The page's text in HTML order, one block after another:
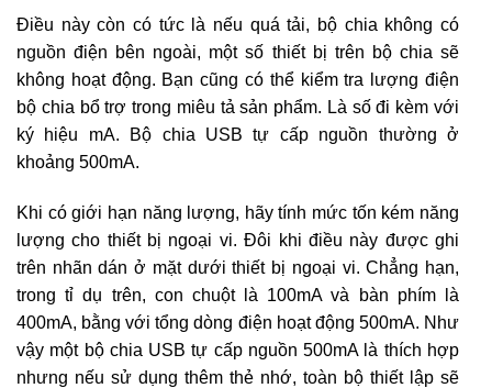
Điều này còn có tức là nếu quá tải, bộ chia không có
nguồn điện bên ngoài, một số thiết bị trên bộ chia sẽ
không hoạt động. Bạn cũng có thể kiểm tra lượng điện
bộ chia bổ trợ trong miêu tả sản phẩm. Là số đi kèm với
ký hiệu mA. Bộ chia USB tự cấp nguồn thường ở
khoảng 500mA.
Khi có giới hạn năng lượng, hãy tính mức tốn kém năng
lượng cho thiết bị ngoại vi. Đôi khi điều này được ghi
trên nhãn dán ở mặt dưới thiết bị ngoại vi. Chẳng hạn,
trong tỉ dụ trên, con chuột là 100mA và bàn phím là
400mA, bằng với tổng dòng điện hoạt động 500mA. Như
vậy một bộ chia USB tự cấp nguồn 500mA là thích hợp
nhưng nếu sử dụng thêm thẻ nhớ, toàn bộ thiết lập sẽ